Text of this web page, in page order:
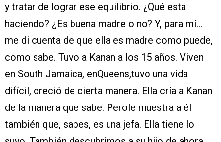
y tratar de lograr ese equilibrio. ¿Qué está
haciendo? ¿Es buena madre o no? Y, para mí…
me di cuenta de que ella es madre como puede,
como sabe. Tuvo a Kanan a los 15 años. Viven
en South Jamaica, enQueens,tuvo una vida
difícil, creció de cierta manera. Ella cría a Kanan
de la manera que sabe. Perole muestra a él
también que, sabes, es una jefa. Ella tiene lo